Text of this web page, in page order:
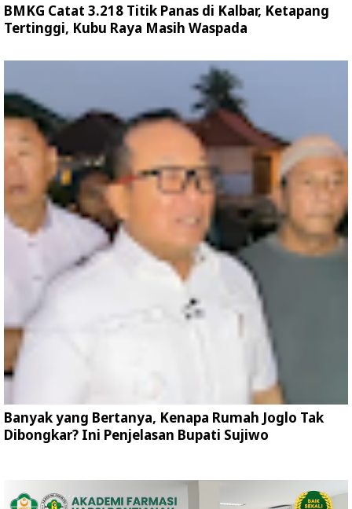
BMKG Catat 3.218 Titik Panas di Kalbar, Ketapang
Tertinggi, Kubu Raya Masih Waspada
Banyak yang Bertanya, Kenapa Rumah Joglo Tak
Dibongkar? Ini Penjelasan Bupati Sujiwo